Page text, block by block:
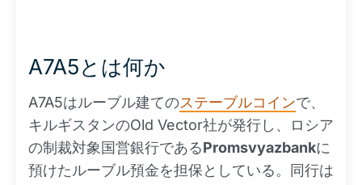
A7A5とは何か
A7A5はルーブル建てのステーブルコインで、
キルギスタンのOld Vector社が発行し、ロシア
の制裁対象国営銀行であるPromsvyazbankに
預けたルーブル預金を担保としている。同行は